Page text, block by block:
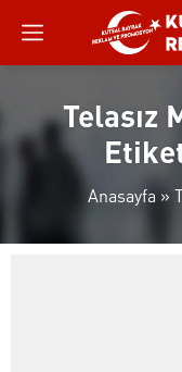
Telasız
Anasayfa »